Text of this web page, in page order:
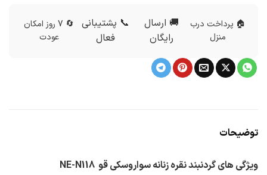
🏠 پرداخت درب
منزل
🚚 ارسال
رایگان
📞 پشتیبانی
فعال
🔄 7 روز امکان
عودت
توضیحات
ویژگی های گردنبند نقره زنانه سواروسکی قو NE-N118